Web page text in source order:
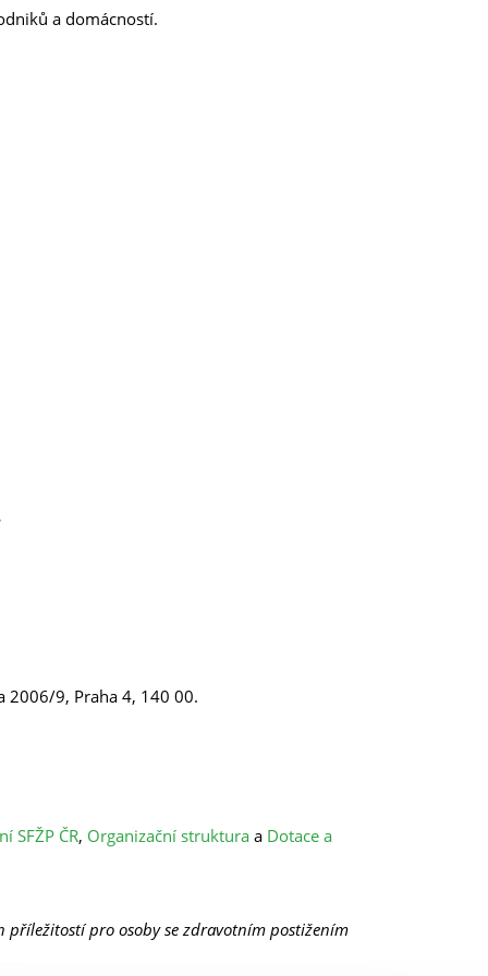
a domácností.
2006/9, Praha 4, 140 00.
SFŽP ČR, Organizační struktura a Dotace a
pro osoby se zdravotním postižením